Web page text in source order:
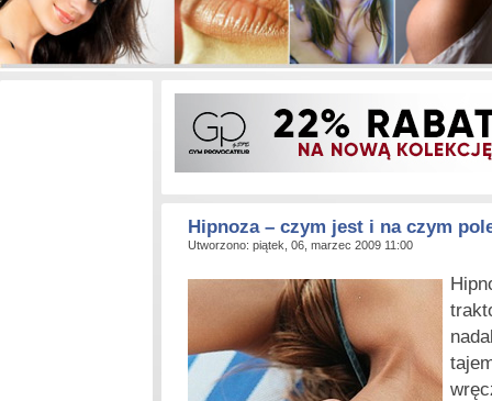
Hipnoza – czym jest i na czym
Utworzono: piątek, 06, marzec 2009 11:00
H